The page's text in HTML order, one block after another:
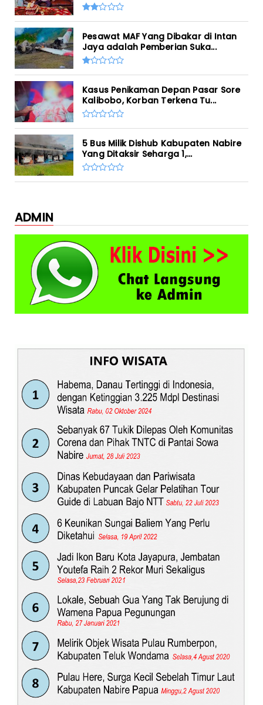
Pesawat MAF Yang Dibakar di Intan
Jaya adalah Pemberian Suka...
Kasus Penikaman Depan Pasar Sore
Kalibobo, Korban Terkena Tu...
5 Bus Milik Dishub Kabupaten Nabire
Yang Ditaksir Seharga 1,...
ADMIN